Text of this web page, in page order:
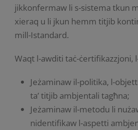
jikkonfermaw li s-sistema tkun
xieraq u li jkun hemm titjib
mill-Istandard.
Waqt l-awditi taċ-ċertifikazzjoni,
Jeżaminaw il-politika, l-
ta’ titjib ambjentali tagħna;
Jeżaminaw il-metodu li
nidentifikaw l-aspetti